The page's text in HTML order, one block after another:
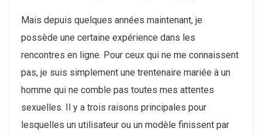
Mais depuis quelques années maintenant, je
possède une certaine expérience dans les
rencontres en ligne. Pour ceux qui ne me connaissent
pas, je suis simplement une trentenaire mariée à un
homme qui ne comble pas toutes mes attentes
sexuelles. Il y a trois raisons principales pour
lesquelles un utilisateur ou un modèle finissent par